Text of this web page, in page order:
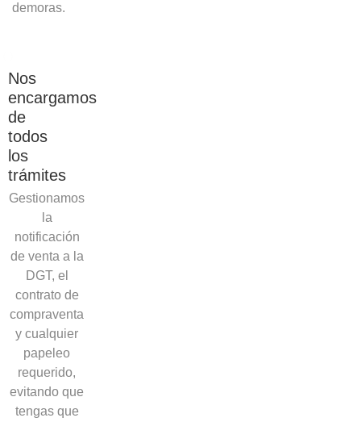
demoras.
Nos
encargamos
de
todos
los
trámites
Gestionamos
la
notificación
de venta a la
DGT, el
contrato de
compraventa
y cualquier
papeleo
requerido,
evitando que
tengas que